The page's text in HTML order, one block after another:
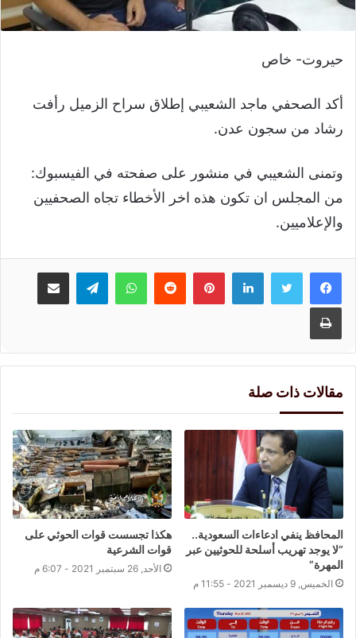
حيروت- خاص
أكد الصحفي ماجد الشعيبي إطلاق سراح الزميل رأفت
رشاد من سجون عدن.
وتمنى الشعيبي في منشور على صفحته في الفيسبوك:
من المجلس ان تكون هذه اخر الأخطاء تجاه الصحفيين
والإعلاميين.
لينكدإنبينتيريست واتسابتيلقرام مشاركة عبر البريد
طباعة
مقالات ذات صلة
المحافظ ينفي ادعاءات السعودية..
“لا يوجد تهريب أسلحة للحوثيين عبر
المهرة”
الخميس, 9 ديسمبر 2021 - 11:55 م
هكذا تجسست قوات الحوثي على
قوات الشرعية
الأحد, 26 سبتمبر 2021 - 6:07 م